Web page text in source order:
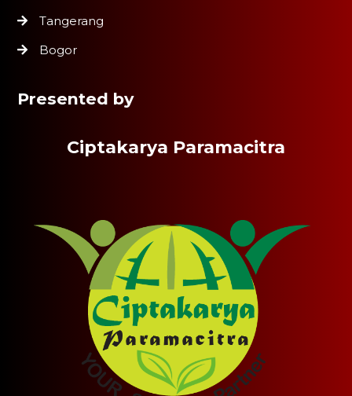
Tangerang
Bogor
Presented by
Ciptakarya Paramacitra